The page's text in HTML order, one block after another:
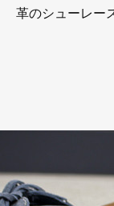
革のシューレー